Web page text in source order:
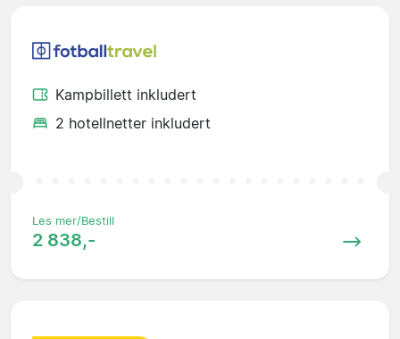
Kampbillett inkludert
2 hotellnetter inkludert
Les mer/Bestill
2 838,-